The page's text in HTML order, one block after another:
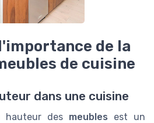
de la
de cuisine
dans une cuisine
hauteur des meubles est un